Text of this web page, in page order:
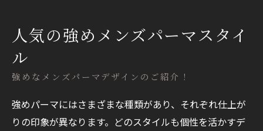
強めなメンズパーマデザインのご紹介！
人気の強めメンズパーマスタイ
ル
強めパーマにはさまざまな種類があり、それぞれ仕上が
りの印象が異なります。どのスタイルも個性を活かすデ